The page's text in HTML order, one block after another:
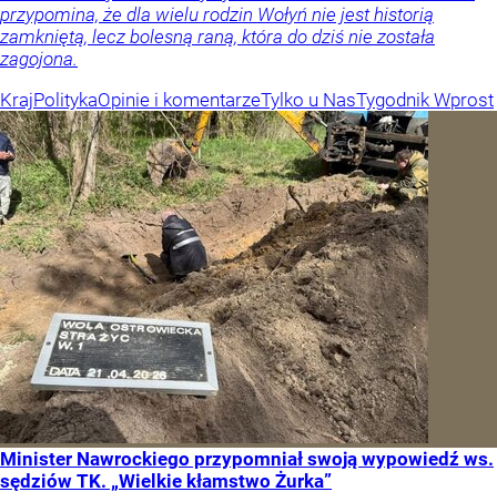
przypomina, że dla wielu rodzin Wołyń nie jest historią
zamkniętą, lecz bolesną raną, która do dziś nie została
zagojona.
KrajPolitykaOpinie i komentarzeTylko u NasTygodnik Wprost
Minister Nawrockiego przypomniał swoją wypowiedź ws.
sędziów TK. „Wielkie kłamstwo Żurka”